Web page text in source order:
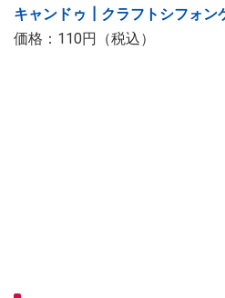
キャンドゥ┃クラフトシフォ
価格：110円（税込）